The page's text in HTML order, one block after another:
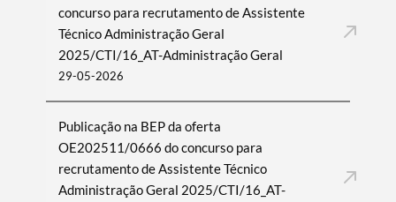
concurso para recrutamento de Assistente
Técnico Administração Geral
2025/CTI/16_AT-Administração Geral
29-05-2026
Publicação na BEP da oferta
OE202511/0666 do concurso para
recrutamento de Assistente Técnico
Administração Geral 2025/CTI/16_AT-